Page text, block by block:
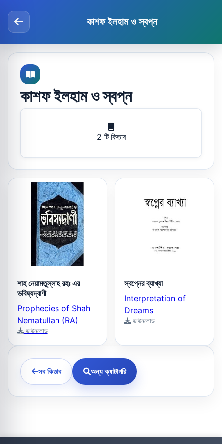
কাশফ ইলহাম ও স্বপ্ন
কাশফ ইলহাম ও স্বপ্ন
2 টি কিতাব
শাহ নেয়ামতুল্লাহ রহঃ এর
ভবিষ্যদ্বাণী
Prophecies of Shah
Nematullah (RA)
ডাউনলোড
স্বপ্নের ব্যাখ্যা
Interpretation of
Dreams
ডাউনলোড
সব কিতাব অন্য ক্যাটাগরি